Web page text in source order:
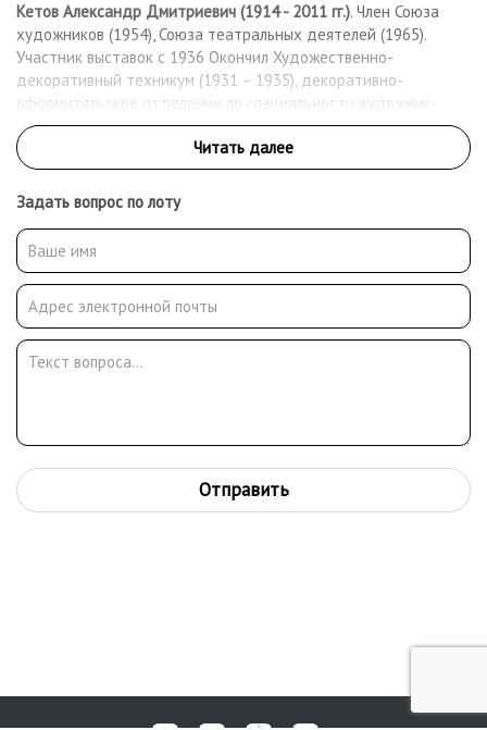
Кетов Александр Дмитриевич (1914 - 2011 гг.). Член Союза
художников (1954), Союза театральных деятелей (1965).
Участник выставок с 1936 Окончил Художественно-
декоративный техникум (1931 – 1935), декоративно-
оформительское отделение по специальности художник-
декоратор, г. Молотово (Пермь). В 1935 г. переехал в г.
Ленинград. Обучался в Подготовительных классах при ИЖСА
(1935-1937) у И.И. Бродского и в Институте повышения
квалификации работников искусств (1935-1937) у М.Д.
Бернштейна. В предвоенные годы работал в театре оперы и
балета им. С.М. Кирова и в Оперной студии Ленинградской
консерватории. С 1941 г. служил в эвакогоспитале, был
санитаром и художником. Работал во вновь созданном
Блокадном театре драмы (в помещении Театра комедии). С
1943 г. А.Д. Кетов связан с Театром музыкальной комедии. При
его участии создано сценическое оформление к таким
знаменитым спектаклям, как «Перикола», «Свадьба в
постановщиком драмтеатра в г. Великие Луки. Много лет
работал художником-екоратором в мастерских Кировского
(Мариинского) театра. Им исполнены декорации к знаменитым
операм «Князь Игорь» (1957, по эскизам И.В. Севастьянова) и
Задать вопрос по лоту
Отправить